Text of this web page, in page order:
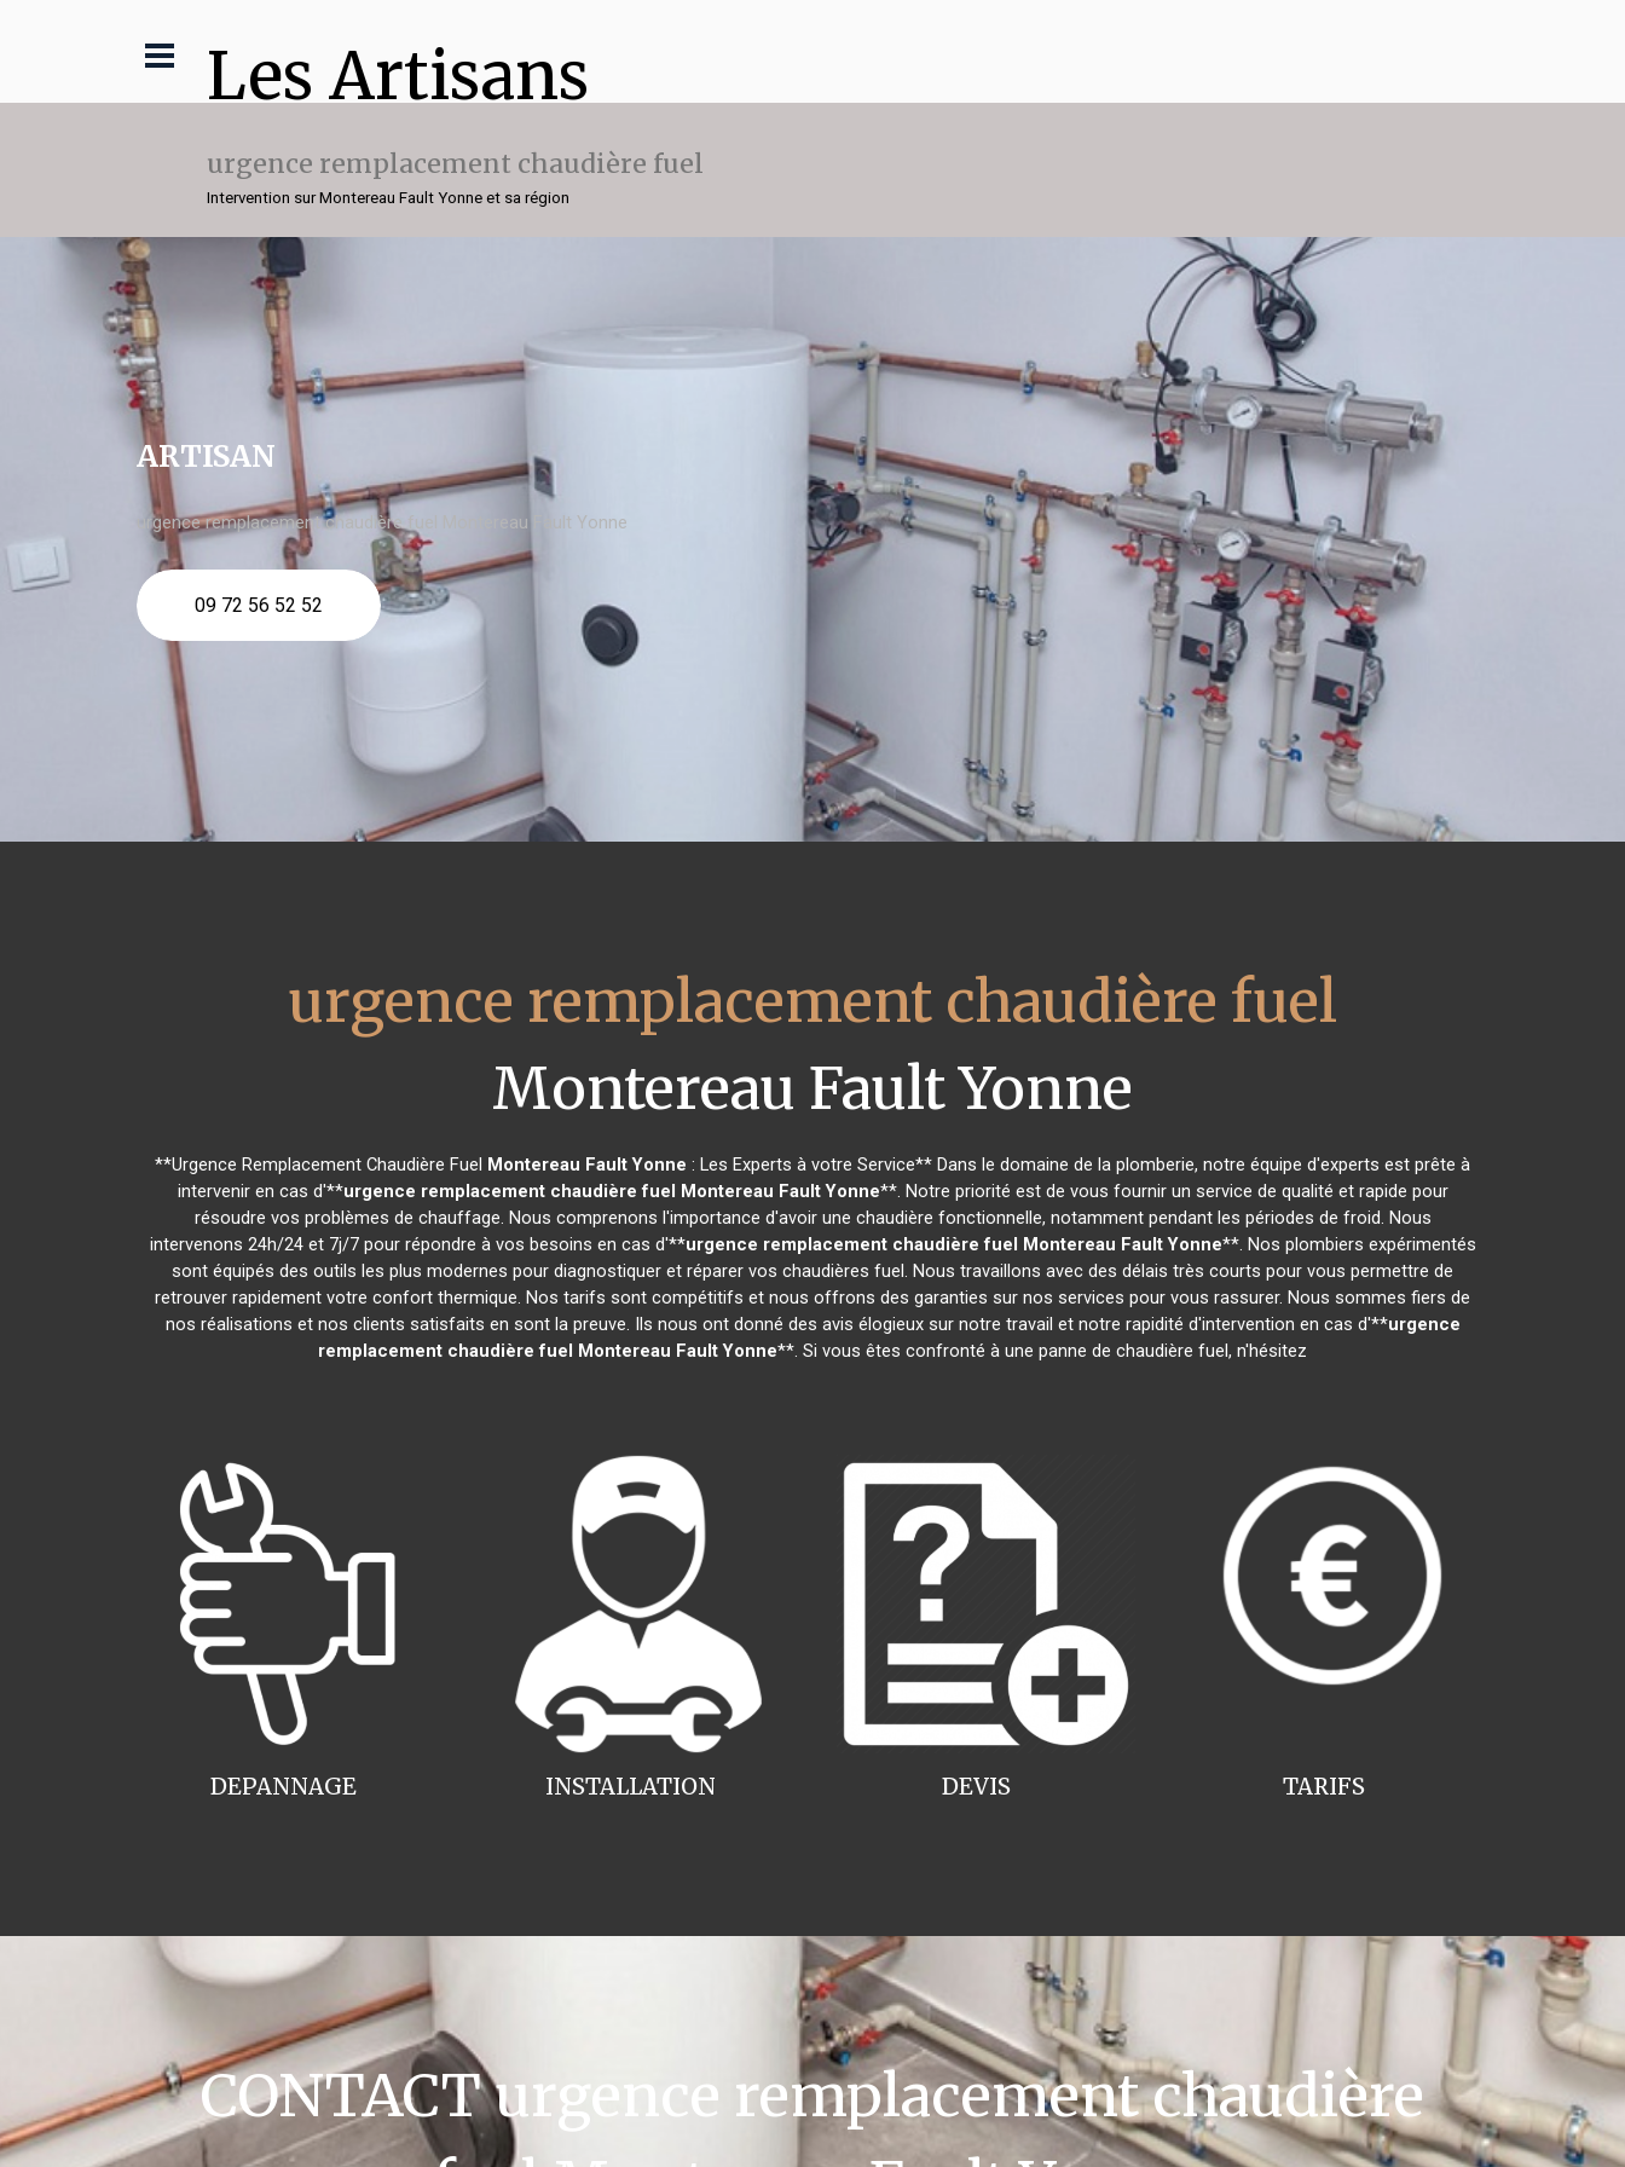
Les Artisans
urgence remplacement chaudière fuel
Intervention sur Montereau Fault Yonne et sa région
ARTISAN
urgence remplacement chaudière fuel Montereau Fault Yonne
09 72 56 52 52
urgence remplacement chaudière fuel
Montereau Fault Yonne
**Urgence Remplacement Chaudière Fuel Montereau Fault Yonne : Les Experts à votre Service** Dans le domaine de la plomberie, notre équipe d'experts est prête à
intervenir en cas d'**urgence remplacement chaudière fuel Montereau Fault Yonne**. Notre priorité est de vous fournir un service de qualité et rapide pour
résoudre vos problèmes de chauffage. Nous comprenons l'importance d'avoir une chaudière fonctionnelle, notamment pendant les périodes de froid. Nous
intervenons 24h/24 et 7j/7 pour répondre à vos besoins en cas d'**urgence remplacement chaudière fuel Montereau Fault Yonne**. Nos plombiers expérimentés
sont équipés des outils les plus modernes pour diagnostiquer et réparer vos chaudières fuel. Nous travaillons avec des délais très courts pour vous permettre de
retrouver rapidement votre confort thermique. Nos tarifs sont compétitifs et nous offrons des garanties sur nos services pour vous rassurer. Nous sommes fiers de
nos réalisations et nos clients satisfaits en sont la preuve. Ils nous ont donné des avis élogieux sur notre travail et notre rapidité d'intervention en cas d'**urgence
remplacement chaudière fuel Montereau Fault Yonne**. Si vous êtes confronté à une panne de chaudière fuel, n'hésitez
INSTALLATION
DEPANNAGE TARIFS
DEVIS
CONTACT urgence remplacement chaudière